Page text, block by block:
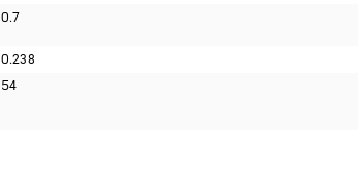
0.7
0.238
54